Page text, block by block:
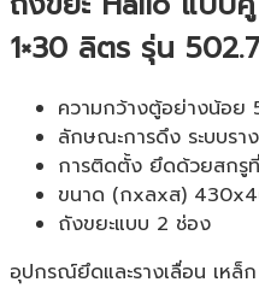
1×30 ลิตร รุ่น
ความกว้างตู้อย่างน้อย
ลักษณะการดึง ระบบร
การติดตั้ง ยึดด้วยสกรู
ขนาด (กxลxส)
ถังขยะแบบ 2 ช่อง
อุปกรณ์ยึดและรางเลื่อน เหล็